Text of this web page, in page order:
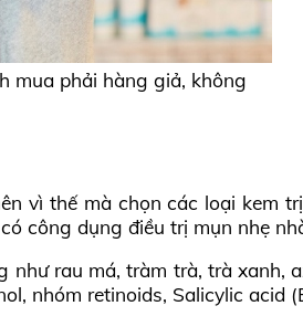
mua phải hàng giả, không
vì thế mà chọn các loại kem
công dụng điều trị mụn nhẹ
rau má, tràm trà, trà xanh,
nhóm retinoids, Salicylic acid